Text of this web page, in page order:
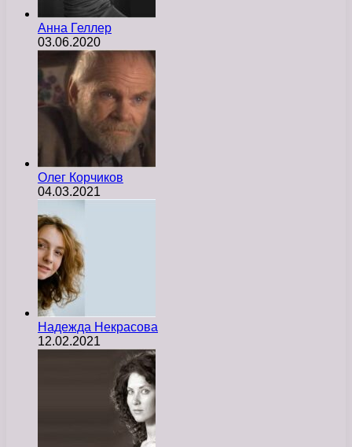
Анна Геллер
03.06.2020
Олег Корчиков
04.03.2021
Надежда Некрасова
12.02.2021